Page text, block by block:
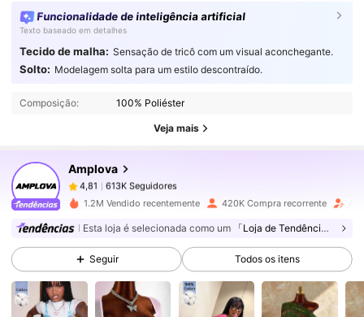
Funcionalidade de inteligência artificial
Texto baseado em detalhes
Tecido de malha: Sensação de tricô com um visual aconchegante.
Solto: Modelagem solta para um estilo descontraído.
Composição: 100% Poliéster
Veja mais
Amplova
4,81 613K Seguidores
4,81
613K Seguidores
R***opago1 dia atrás
4,81 613K Seguidores
4,81 613K Seguidores
1.2M Vendido recentemente 420K Compra recorrente
Esta loja é selecionada como um 「Loja de Tendências」
Seguir Todos os itens